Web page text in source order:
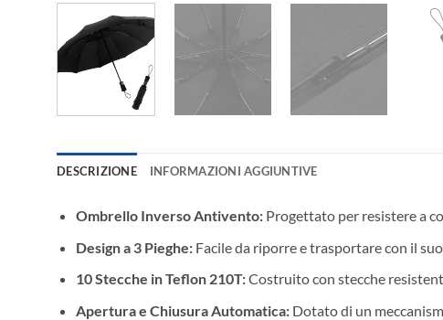
DESCRIZIONE INFORMAZIONI AGGIUNTIVE
Ombrello Inverso Antivento:Progettato per resistere a
Design a 3 Pieghe:Facile da riporre e trasportare con il
10 Stecche in Teflon 210T:Costruito con stecche
Apertura e Chiusura Automatica:Dotato di un